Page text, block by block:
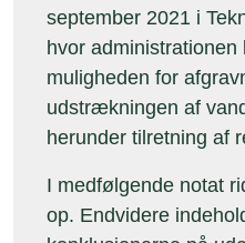
september 2021 i
hvor
muligheden for
udstrækningen af
herunder tilretning af
I medfølgende notat
op. Endvidere